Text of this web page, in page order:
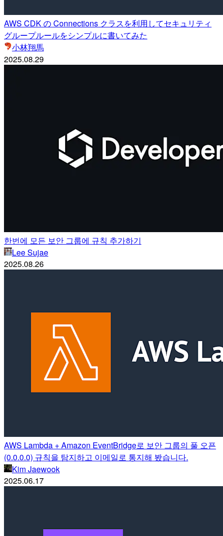
AWS CDK の Connections クラスを利用してセキュリティ
グループルールをシンプルに書いてみた
小林翔馬
2025.08.29
한번에 모든 보안 그룹에 규칙 추가하기
Lee Sujae
2025.08.26
AWS Lambda + Amazon EventBridge로 보안 그룹의 풀 오픈
(0.0.0.0) 규칙을 탐지하고 이메일로 통지해 봤습니다.
Kim Jaewook
2025.06.17